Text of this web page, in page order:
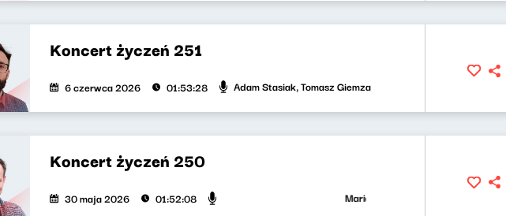
Koncert życzeń 251
6 czerwca 2026 01:53:28 Adam Stasiak, Tomasz Giemza
Koncert życzeń 250
30 maja 2026 01:52:08 Maria Zamachowska, Jakub Jędras